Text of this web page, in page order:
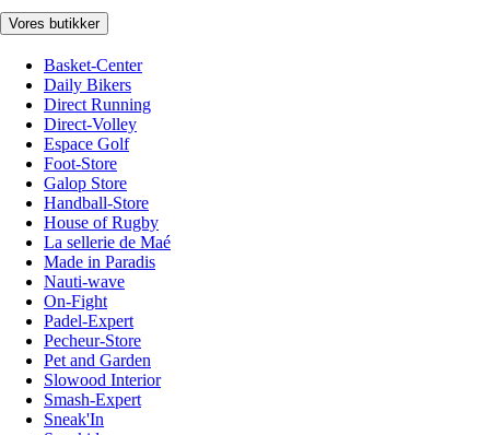
Vores butikker
Basket-Center
Daily Bikers
Direct Running
Direct-Volley
Espace Golf
Foot-Store
Galop Store
Handball-Store
House of Rugby
La sellerie de Maé
Made in Paradis
Nauti-wave
On-Fight
Padel-Expert
Pecheur-Store
Pet and Garden
Slowood Interior
Smash-Expert
Sneak'In